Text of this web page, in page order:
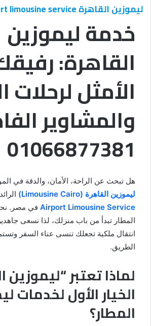
ليموزين القاهرة Air port limousine service
خدمة ليموزين
القاهرة:
الأمثل لرحلات
والمشاوير
01066877381
هل تبحث عن الراحة، الأمان، والدقة في
ليموزين القاهرة (Limousine Cairo)
Airport Limousine Service في مصر.
المطار تبدأ من باب منزلك، لذا نسعى
انتقال ملكية تجعلك تنسى عناء السفر
الطريق.
لماذا تعتبر “ليموزين
الخيار الأول لخدمات
المطار؟